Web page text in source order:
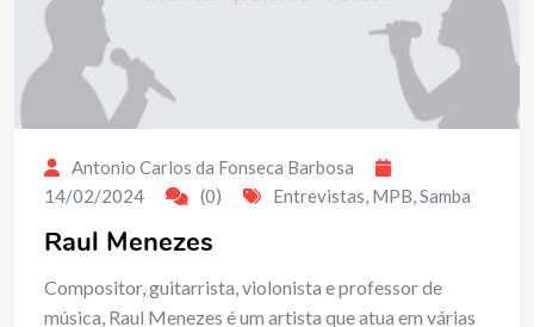
Antonio Carlos da Fonseca Barbosa
14/02/2024
(0) Entrevistas, MPB,Samba
Raul Menezes
Compositor, guitarrista, violonista e professor de
música, Raul Menezes é um artista que atua em várias